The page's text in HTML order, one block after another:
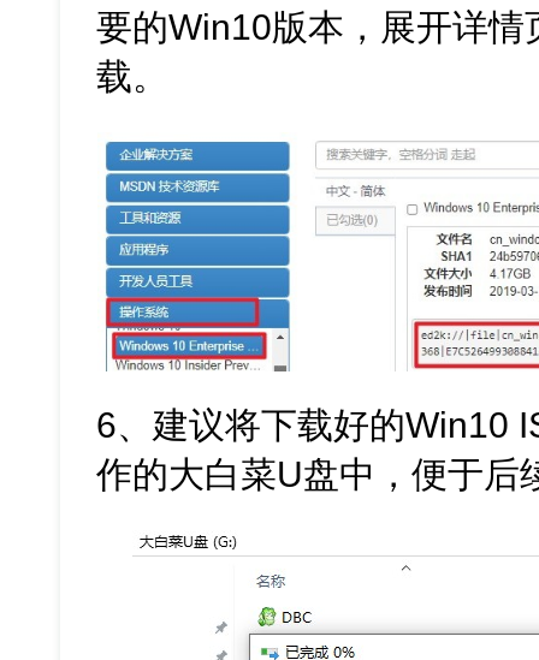
要的Win10版本，展开详
载。
6、建议将下载好的Win10
作的大白菜U盘中，便于后